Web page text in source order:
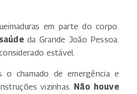
em parte do corpo.
da Grande João Pessoa.
estável.
o chamado de emergência e
vizinhas. Não houve